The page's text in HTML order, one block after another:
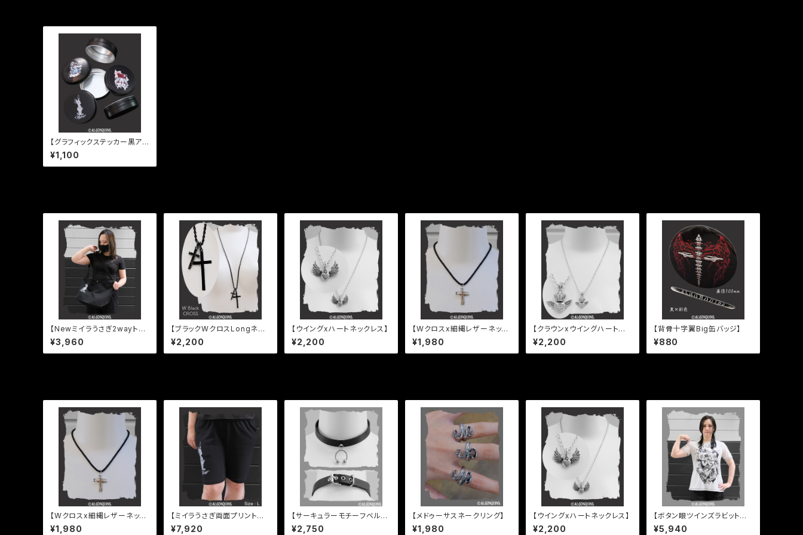
【グラフィックステッカー黒アル
ミ缶】
¥1,100
【Newミイラうさぎ2wayトー
トバッグ】
¥3,960
【ブラックWクロスLongネッ
クレス】
¥2,200
【ウイングxハートネックレス】
¥2,200
【Wクロスx細縄レザーネック
レス】
¥1,980
【クラウンxウイングハートネッ
クレス】
¥2,200
【背骨十字翼Big缶バッジ】
¥880
【Wクロスx細縄レザーネック
レス】
¥1,980
【ミイラうさぎ両面プリント裏
毛ハーフパンツ】
¥7,920
【サーキュラーモチーフベルテ
ッドチョーカー】
¥2,750
【メドゥーサスネークリング】
¥1,980
【ウイングxハートネックレス】
¥2,200
【ボタン眼ツインズラビットプ
リントTシャツ】
¥5,940